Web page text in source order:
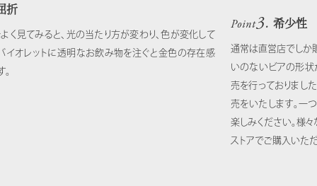
折
く見てみると、 光の当たり方が変わり、色が変化して
イオレットに透明なお飲み物を注ぐと金色の存在感
Point3. 希少性
通常は直営店でしか
いのないビアの形状
売を行っておりました
売をいたします。一
楽しみください。様々
ストアでご購入いた